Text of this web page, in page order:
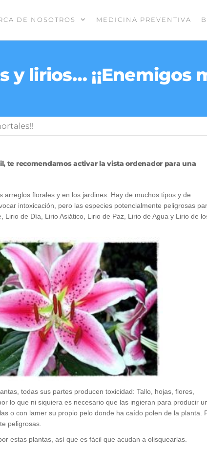
DE NOSOTROS MEDICINA PREVENTIVA
y lirios… ¡¡Enemigos
te recomendamos activar la vista ordenador para una
arreglos florales y en los jardines. Hay de muchos tipos y de
intoxicación, pero las especies potencialmente peligrosas
Lirio de Día, Lirio Asiático, Lirio de Paz, Lirio de Agua y Lirio de
todas sus partes producen toxicidad: Tallo, hojas, flores,
lo que ni siquiera es necesario que las ingieran para producir
o con lamer su propio pelo donde ha caído polen de la planta.
peligrosas.
estas plantas, así que es fácil que acudan a olisquearlas.